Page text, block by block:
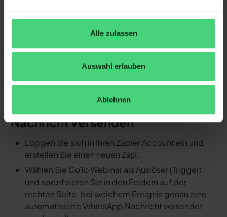
Alle zulassen
Auswahl erlauben
Ablehnen
Nachrichtenvorlage mit hellomateo versenden).
Fertig! So schnell ersparen Sie sich mit
Detaillierte Anleitung: Durch ein
Ereignis in GoTo Webinar eine
automatisierte WhatsApp
Nachricht versenden
Loggen Sie sich in Ihren Zapier Account ein und
erstellen Sie einen neuen Zap.
Wählen Sie GoTo Webinar als Auslöser (Trigger)
und spezifizieren Sie in den Feldern auf der
rechten Seite, bei welchem Ereignis genau eine
automatisierte WhatsApp Nachricht versendet